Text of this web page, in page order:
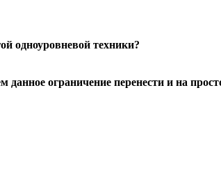
одноуровневой техники?
ограничение перенести и на